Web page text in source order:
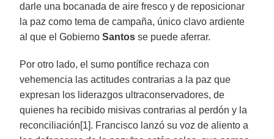
darle una bocanada de aire fresco y de reposicionar
la paz como tema de campaña, único clavo ardiente
al que el GobiernoSantos se puede aferrar.
Por otro lado, el sumo pontífice rechaza con
vehemencia las actitudes contrarias a la paz que
expresan los liderazgos ultraconservadores, de
quienes ha recibido misivas contrarias al perdón y la
reconciliación[1]. Francisco lanzó su voz de aliento a